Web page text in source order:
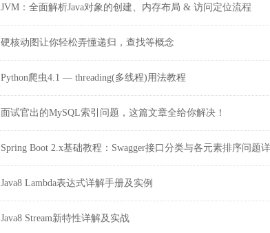
JVM：全面解析Java对象的创建、内存布局 & 访问定位流程
硬核动图让你轻松弄懂递归，查找等概念
Python爬虫4.1 — threading(多线程)用法教程
面试官出的MySQL索引问题，这篇文章全给你解决！
Spring Boot 2.x基础教程：Swagger接口分类与各元素排序问题
Java8 Lambda表达式详解手册及实例
Java8 Stream新特性详解及实战